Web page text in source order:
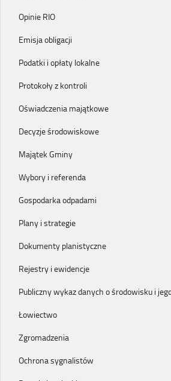
Opinie RIO
Emisja obligacji
Podatki i opłaty lokalne
Protokoły z kontroli
Oświadczenia majątkowe
Decyzje środowiskowe
Majątek Gminy
Wybory i referenda
Gospodarka odpadami
Plany i strategie
Dokumenty planistyczne
Rejestry i ewidencje
Publiczny wykaz danych o środowisku i
Łowiectwo
Zgromadzenia
Ochrona sygnalistów